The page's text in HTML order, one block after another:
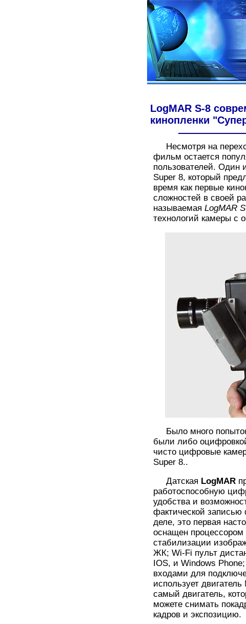
LogMAR S-8
кинопленки
Несмотря на
фильм остается
пользователей. Один
Super 8, который
время как первые
сложностей в своей
называемая LogMAR
технологий камеры с
Было много попыток
были либо
чисто цифровые
Super 8..
Датская LogMAR
работоспособную
удобства и
фактической
деле, это первая
оснащен
стабилизации
ЖК; Wi-Fi пульт
IOS, и Windows
входами для
использует
самый двигатель,
можете снимать
кадров и экспозицию.